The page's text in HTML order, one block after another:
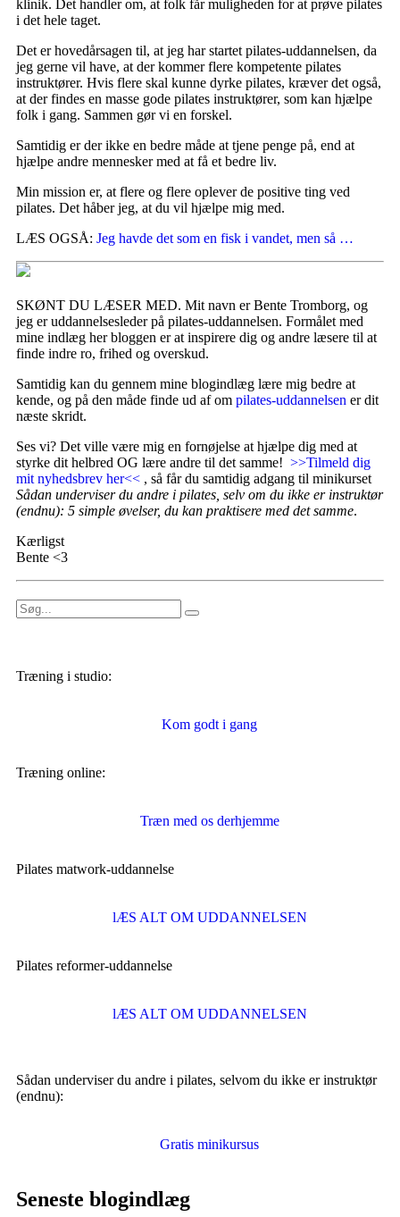
klinik. Det handler om, at folk får muligheden for at prøve pilates
i det hele taget.
Det er hovedårsagen til, at jeg har startet pilates-uddannelsen, da
jeg gerne vil have, at der kommer flere kompetente pilates
instruktører. Hvis flere skal kunne dyrke pilates, kræver det også,
at der findes en masse gode pilates instruktører, som kan hjælpe
folk i gang. Sammen gør vi en forskel.
Samtidig er der ikke en bedre måde at tjene penge på, end at
hjælpe andre mennesker med at få et bedre liv.
Min mission er, at flere og flere oplever de positive ting ved
pilates. Det håber jeg, at du vil hjælpe mig med.
LÆS OGSÅ: Jeg havde det som en fisk i vandet, men så …
SKØNT DU LÆSER MED. Mit navn er Bente Tromborg, og
jeg er uddannelsesleder på pilates-uddannelsen. Formålet med
mine indlæg her bloggen er at inspirere dig og andre læsere til at
finde indre ro, frihed og overskud.
Samtidig kan du gennem mine blogindlæg lære mig bedre at
kende, og på den måde finde ud af om pilates-uddannelsen er dit
næste skridt.
Ses vi? Det ville være mig en fornøjelse at hjælpe dig med at
styrke dit helbred OG lære andre til det samme! >>Tilmeld dig
mit nyhedsbrev her<< , så får du samtidig adgang til minikurset
Sådan underviser du andre i pilates, selv om du ikke er instruktør
(endnu): 5 simple øvelser, du kan praktisere med det samme.
Kærligst
Bente <3
Træning i studio:
Kom godt i gang
Træning online:
Træn med os derhjemme
Pilates matwork-uddannelse
lÆS ALT OM UDDANNELSEN
Pilates reformer-uddannelse
lÆS ALT OM UDDANNELSEN
Sådan underviser du andre i pilates, selvom du ikke er instruktør
(endnu):
Gratis minikursus
Seneste blogindlæg